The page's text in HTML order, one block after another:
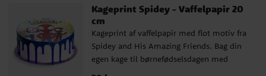
Kageprint Spidey - Vaffelpapir 20
cm
Kageprint af vaffelpapir med flot motiv fra
Spidey and His Amazing Friends. Bag din
egen kage til børnefødselsdagen med
Spidey-tema og placer dit vaffelpapir på